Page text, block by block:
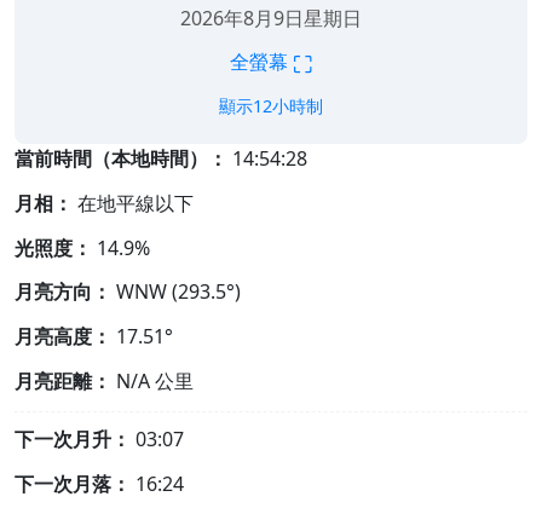
2026年8月9日星期日
全螢幕 ⛶
顯示12小時制
當前時間（本地時間）： 14:54:29
月相： 在地平線以下
光照度： 14.9%
月亮方向： WNW (293.5°)
月亮高度： 17.51°
月亮距離： N/A公里
下一次月升： 03:07
下一次月落： 16:24